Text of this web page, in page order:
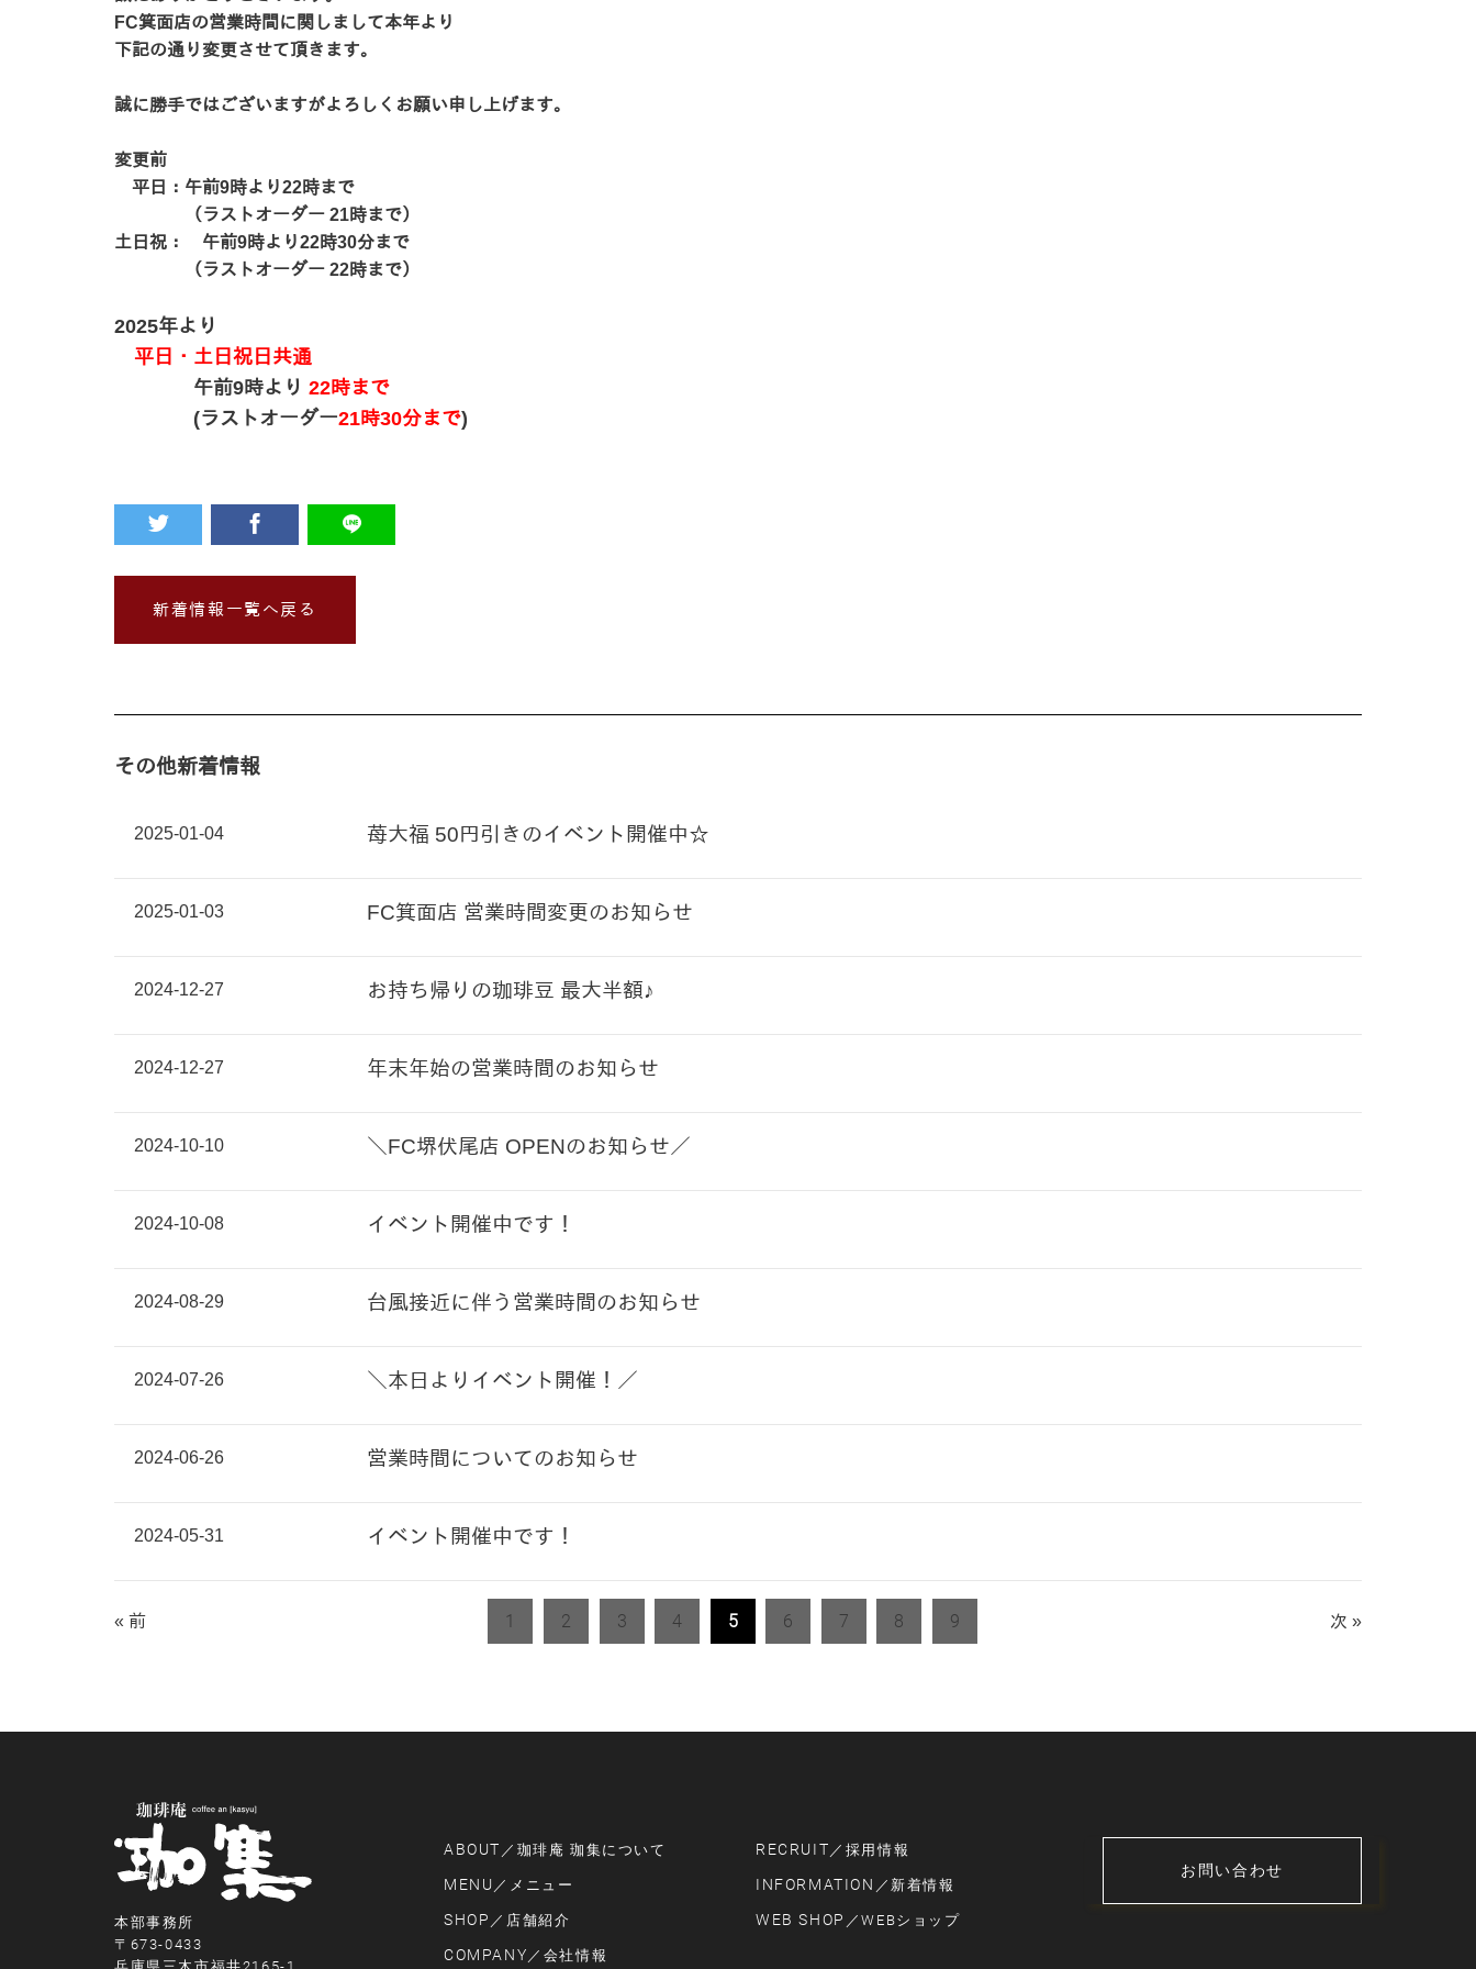
FC箕面店の営業時間に関しまして本年より
下記の通り変更させて頂きます。
誠に勝手ではございますがよろしくお願い申し上げます。
変更前
平日：午前9時より22時まで
（ラストオーダー 21時まで）
土日祝： 午前9時より22時30分まで
（ラストオーダー 22時まで）
2025年より
平日・土日祝日共通
午前9時より 22時まで
(ラストオーダー21時30分まで)
新着情報一覧へ戻る
その他新着情報
2025-01-04 苺大福 50円引きのイベント開催中☆
2025-01-03 FC箕面店 営業時間変更のお知らせ
2024-12-27 お持ち帰りの珈琲豆 最大半額♪
2024-12-27 年末年始の営業時間のお知らせ
2024-10-10 ＼FC堺伏尾店 OPENのお知らせ／
2024-10-08 イベント開催中です！
2024-08-29 台風接近に伴う営業時間のお知らせ
2024-07-26 ＼本日よりイベント開催！／
2024-06-26 営業時間についてのお知らせ
2024-05-31 イベント開催中です！
« 前 1 2 3 4 5 6 7 8 9 次 »
本部事務所
〒673-0433
ABOUT ／珈琲庵 珈集について RECRUIT ／採用情報
MENU ／メニュー INFORMATION ／新着情報
SHOP ／店舗紹介 WEB SHOP ／WEBショップ
COMPANY ／会社情報
お問い合わせ